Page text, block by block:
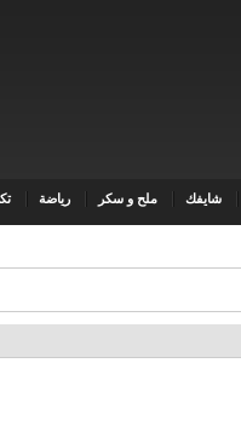
شايفك ملح و سكر رياضة